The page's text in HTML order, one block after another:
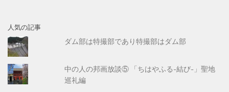
人気の記事
ダム部は特撮部であり特撮部はダム部
中の人の邦画放談⑤ 「ちはやふる-結び-」聖地
巡礼編